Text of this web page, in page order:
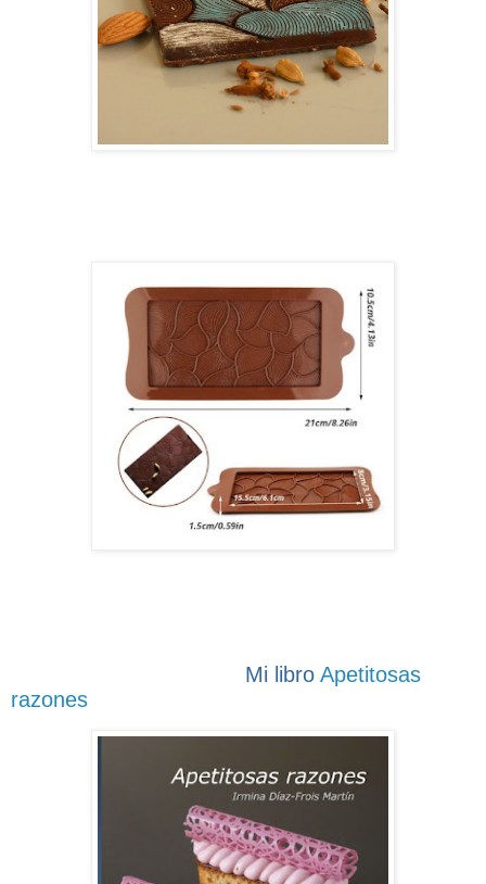
Mi libro Apetitosas
razones